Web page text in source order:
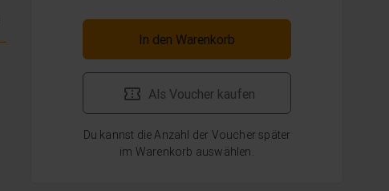
In den Warenkorb
Als Voucher kaufen
Du kannst die Anzahl der Voucher später
im Warenkorb auswählen.